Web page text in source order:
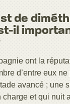
de
il
ont la
d’entre eux
avancé ; une
et qui nuit